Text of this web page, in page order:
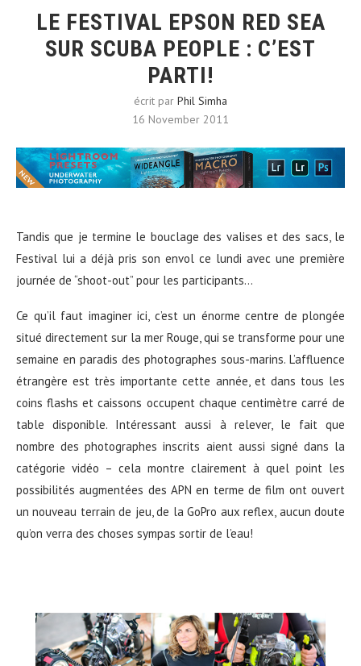
LE FESTIVAL EPSON RED SEA
SUR SCUBA PEOPLE : C’EST
PARTI!
écrit par Phil Simha
16 November 2011
Tandis que je termine le bouclage des valises et des sacs, le
Festival lui a déjà pris son envol ce lundi avec une première
journée de “shoot-out” pour les participants…
Ce qu’il faut imaginer ici, c’est un énorme centre de plongée
situé directement sur la mer Rouge, qui se transforme pour une
semaine en paradis des photographes sous-marins. L’affluence
étrangère est très importante cette année, et dans tous les
coins flashs et caissons occupent chaque centimètre carré de
table disponible. Intéressant aussi à relever, le fait que
nombre des photographes inscrits aient aussi signé dans la
catégorie vidéo – cela montre clairement à quel point les
possibilités augmentées des APN en terme de film ont ouvert
un nouveau terrain de jeu, de la GoPro aux reflex, aucun doute
qu’on verra des choses sympas sortir de l’eau!